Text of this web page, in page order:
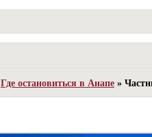
Где остановиться в Анапе »